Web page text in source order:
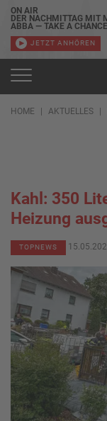
ON AIR
DER NACHMITTAG MIT
ABBA — TAKE A
JETZT ANHÖREN
HOME AKTUELLES
Kahl: 350
Heizung
TOPNEWS